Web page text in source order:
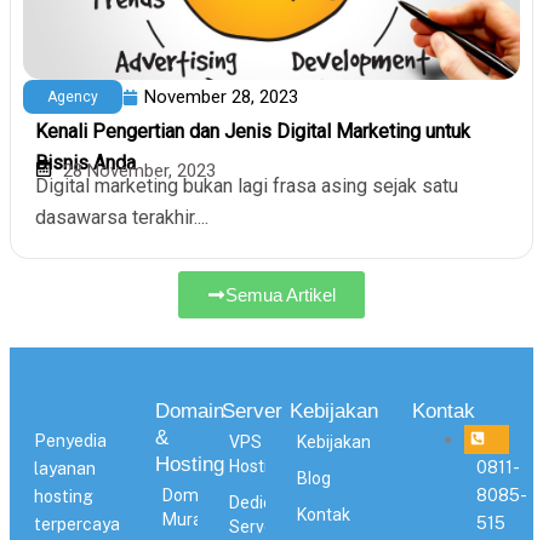
Agency November 28, 2023
Kenali Pengertian dan Jenis Digital Marketing untuk
Bisnis Anda
28 November, 2023
Digital marketing bukan lagi frasa asing sejak satu
dasawarsa terakhir....
Semua Artikel
Penyedia
layanan
hosting
terpercaya
Domain
&
Hosting
Domain
Murah
Server
VPS
Hosting
Dedicated
Server
Kebijakan
Kebijakan
Blog
Kontak
Kontak
0811-
8085-
515